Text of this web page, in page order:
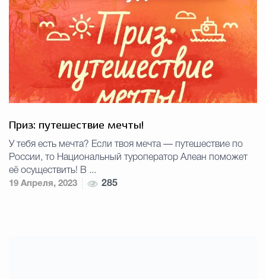
Приз: путешествие мечты!
У тебя есть мечта? Если твоя мечта — путешествие по
России, то Национальный туроператор Алеан поможет
её осуществить! В ...
19 Апреля, 2023
285